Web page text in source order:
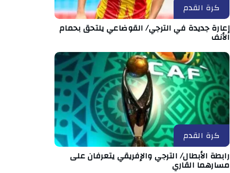
كرة القدم
إعارة جديدة في الترجي/ القوضاعي يلتحق بحمام
الأنف
كرة القدم
رابطة الأبطال/ الترجي والإفريقي يتعرفان على
مسارهما القاري